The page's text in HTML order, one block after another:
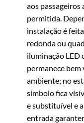
aos passageiros
permitida.
instalação é
redonda ou
iluminação LED
permanece bem
ambiente; no
símbolo fica
e substituível e
entrada